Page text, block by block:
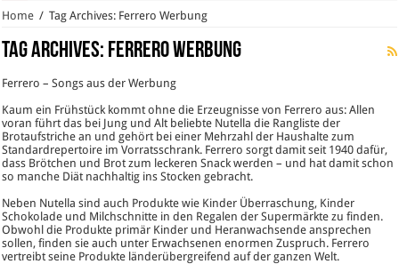
Home / Tag Archives: Ferrero Werbung
Tag Archives: Ferrero Werbung
Ferrero – Songs aus der Werbung
Kaum ein Frühstück kommt ohne die Erzeugnisse von Ferrero aus: Allen
voran führt das bei Jung und Alt beliebte Nutella die Rangliste der
Brotaufstriche an und gehört bei einer Mehrzahl der Haushalte zum
Standardrepertoire im Vorratsschrank. Ferrero sorgt damit seit 1940 dafür,
dass Brötchen und Brot zum leckeren Snack werden – und hat damit schon
so manche Diät nachhaltig ins Stocken gebracht.
Neben Nutella sind auch Produkte wie Kinder Überraschung, Kinder
Schokolade und Milchschnitte in den Regalen der Supermärkte zu finden.
Obwohl die Produkte primär Kinder und Heranwachsende ansprechen
sollen, finden sie auch unter Erwachsenen enormen Zuspruch. Ferrero
vertreibt seine Produkte länderübergreifend auf der ganzen Welt.